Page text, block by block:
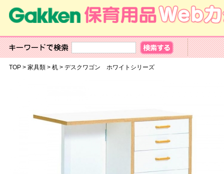
TOP> 家具類> 机> デスクワゴン ホワイトシリーズ